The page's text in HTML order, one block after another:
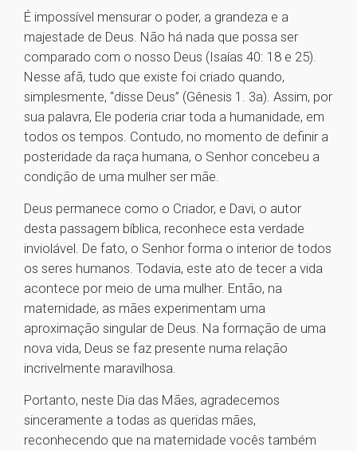
É impossível mensurar o poder, a grandeza e a
majestade de Deus. Não há nada que possa ser
comparado com o nosso Deus (Isaías 40: 18 e 25).
Nesse afã, tudo que existe foi criado quando,
simplesmente, “disse Deus” (Gênesis 1. 3a). Assim, por
sua palavra, Ele poderia criar toda a humanidade, em
todos os tempos. Contudo, no momento de definir a
posteridade da raça humana, o Senhor concebeu a
condição de uma mulher ser mãe.
Deus permanece como o Criador, e Davi, o autor
desta passagem bíblica, reconhece esta verdade
inviolável. De fato, o Senhor forma o interior de todos
os seres humanos. Todavia, este ato de tecer a vida
acontece por meio de uma mulher. Então, na
maternidade, as mães experimentam uma
aproximação singular de Deus. Na formação de uma
nova vida, Deus se faz presente numa relação
incrivelmente maravilhosa.
Portanto, neste Dia das Mães, agradecemos
sinceramente a todas as queridas mães,
reconhecendo que na maternidade vocês também